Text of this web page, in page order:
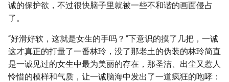
诚的保护欲，不过很快脑子里就被一些不和谐的画面侵占
了。
“好滑好软，这就是女生的手吗？”下意识的摸了几把，一诚
这才真正的打量了一番林玲，没了那老土的伪装的林玲简直
是一诚见过的女生中最为美丽的存在，那圣洁、出尘又惹人
怜惜的模样和气质，让一诚脑海中发出了一道疯狂的咆哮：